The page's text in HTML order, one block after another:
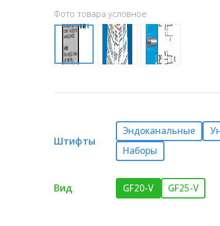
Фото товара условное
Штифты
Эндоканальные
Наборы
Вид GF20-V GF25-V